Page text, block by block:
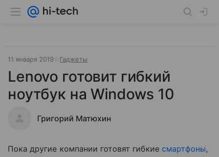
11 января 2019 Гаджеты
Lenovo готовит гибкий
ноутбук на Windows 10
Григорий Матюхин
Пока другие компании готовят гибкие смартфоны,